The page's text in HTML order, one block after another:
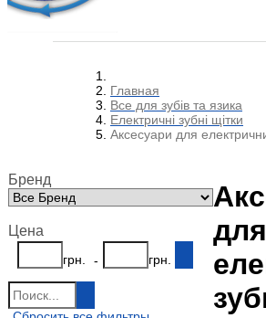
Главная
Все для зубів та язика
Електричні зубні щітки
Аксесуари для
Бренд
Цена
грн. - грн.
для